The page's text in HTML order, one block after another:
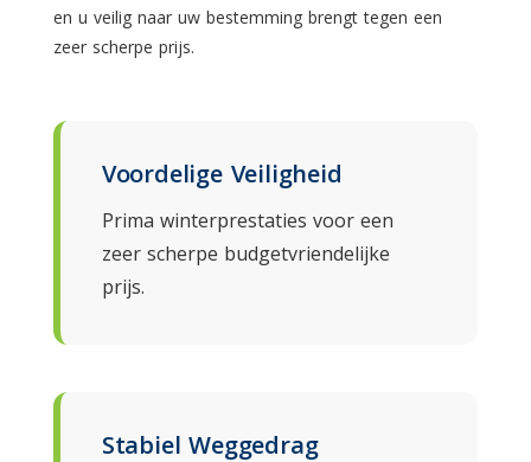
en u veilig naar uw bestemming brengt tegen een
zeer scherpe prijs.
Voordelige Veiligheid
Prima winterprestaties voor een
zeer scherpe budgetvriendelijke
prijs.
Stabiel Weggedrag